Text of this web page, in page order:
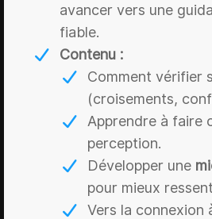
avancer vers une
fiable.
Contenu :
Comment vérifier
(croisements,
Apprendre à faire
perception.
Développer une
pour mieux
Vers la connexion